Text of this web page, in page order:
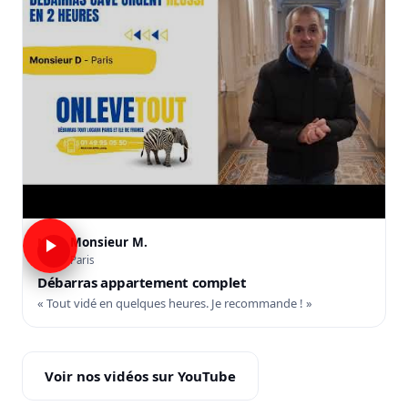
M Monsieur M.
Paris
Débarras appartement complet
« Tout vidé en quelques heures. Je recommande ! »
Voir nos vidéos sur YouTube